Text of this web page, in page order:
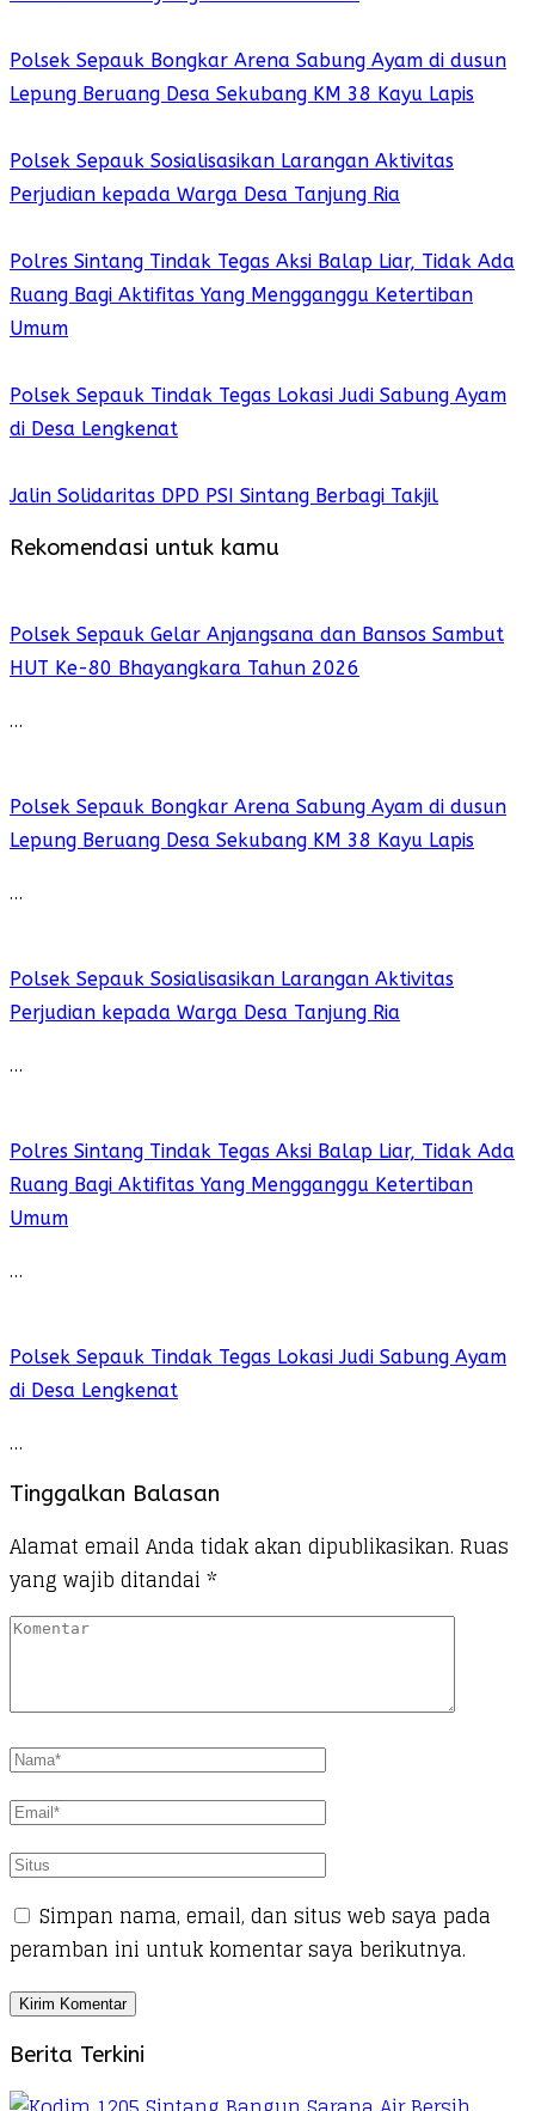
Polsek Sepauk Bongkar Arena Sabung Ayam di dusun
Lepung Beruang Desa Sekubang KM 38 Kayu Lapis
Polsek Sepauk Sosialisasikan Larangan Aktivitas
Perjudian kepada Warga Desa Tanjung Ria
Polres Sintang Tindak Tegas Aksi Balap Liar, Tidak Ada
Ruang Bagi Aktifitas Yang Mengganggu Ketertiban
Umum
Polsek Sepauk Tindak Tegas Lokasi Judi Sabung Ayam
di Desa Lengkenat
Jalin Solidaritas DPD PSI Sintang Berbagi Takjil
Rekomendasi untuk kamu
Polsek Sepauk Gelar Anjangsana dan Bansos Sambut
HUT Ke-80 Bhayangkara Tahun 2026
…
Polsek Sepauk Bongkar Arena Sabung Ayam di dusun
Lepung Beruang Desa Sekubang KM 38 Kayu Lapis
…
Polsek Sepauk Sosialisasikan Larangan Aktivitas
Perjudian kepada Warga Desa Tanjung Ria
…
Polres Sintang Tindak Tegas Aksi Balap Liar, Tidak Ada
Ruang Bagi Aktifitas Yang Mengganggu Ketertiban
Umum
…
Polsek Sepauk Tindak Tegas Lokasi Judi Sabung Ayam
di Desa Lengkenat
…
Tinggalkan Balasan
Alamat email Anda tidak akan dipublikasikan. Ruas
yang wajib ditandai *
Simpan nama, email, dan situs web saya pada
peramban ini untuk komentar saya berikutnya.
Berita Terkini